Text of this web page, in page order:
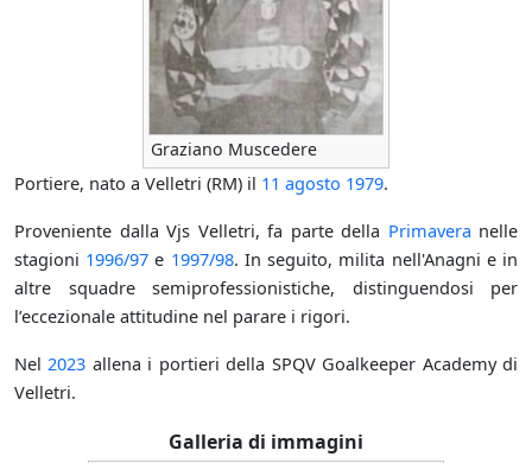
Graziano Muscedere
Portiere, nato a Velletri (RM) il 11 agosto 1979.
Proveniente dalla Vjs Velletri, fa parte della Primavera nelle
stagioni 1996/97 e 1997/98. In seguito, milita nell'Anagni e in
altre squadre semiprofessionistiche, distinguendosi per
l’eccezionale attitudine nel parare i rigori.
Nel2023 allena i portieri della SPQV Goalkeeper Academy di
Velletri.
Galleria di immagini